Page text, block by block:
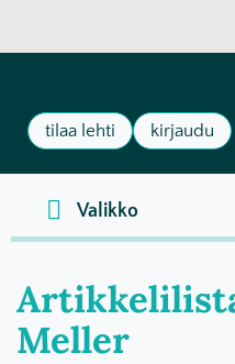
tilaa lehti kirjaudu
Meller